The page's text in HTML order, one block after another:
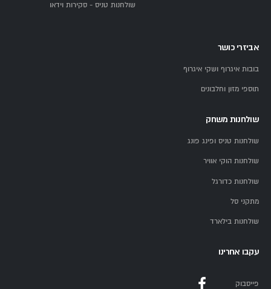
שולחנות טניס - סקירות וידאו
אביזרי כושר
בובות איגרוף ושקי איגרוף
תוספי מזון וחלבונים
שולחנות משחק
שולחנות טניס ופינג פונג
שולחנות הוקי אוויר
שולחנות כדורגל
מתקני סל
שולחנות בילארד
עקבו אחרינו
פייסבוק